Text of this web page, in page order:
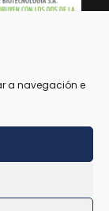
a navegación e